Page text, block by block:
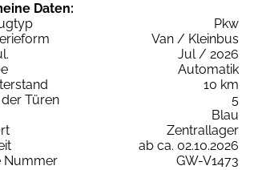
Daten:
Pkw
Van / Kleinbus
Jul / 2026
Automatik
10 km
Türen
5
Blau
Zentrallager
ab ca. 02.10.2026
Nummer
GW-V1473